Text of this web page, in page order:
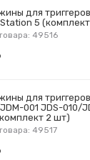
для
5
49516
для
001 JDS-010/
2 шт)
49517